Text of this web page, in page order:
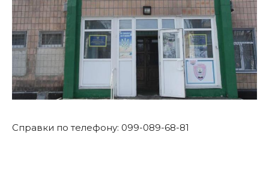
Справки по телефону: 099-089-68-81